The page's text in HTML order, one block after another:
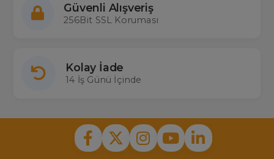
Güvenli Alışveriş
256Bit SSL Koruması
Kolay İade
14 İş Günü İçinde